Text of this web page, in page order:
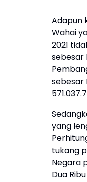
Adapun
Wahai
2021
sebesar
sebesar
yang
tukang
Negara
Dua